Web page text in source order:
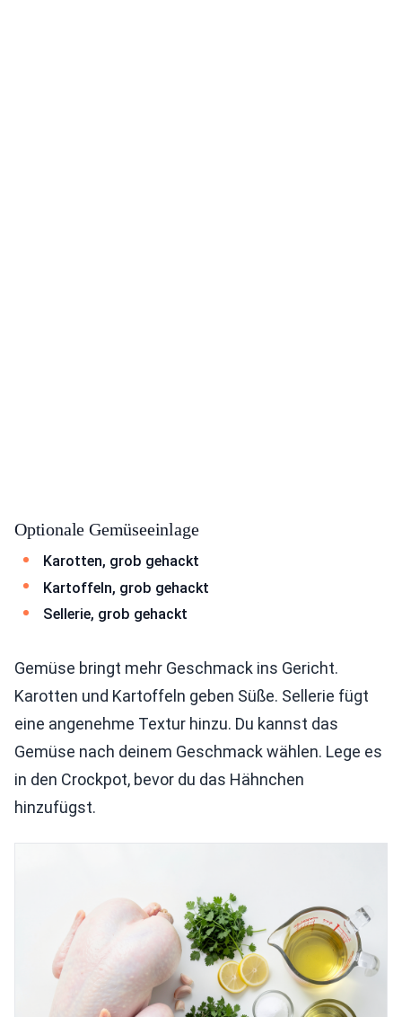
Optionale Gemüseeinlage
Karotten, grob gehackt
Kartoffeln, grob gehackt
Sellerie, grob gehackt
Gemüse bringt mehr Geschmack ins Gericht.
Karotten und Kartoffeln geben Süße. Sellerie fügt
eine angenehme Textur hinzu. Du kannst das
Gemüse nach deinem Geschmack wählen. Lege es
in den Crockpot, bevor du das Hähnchen
hinzufügst.